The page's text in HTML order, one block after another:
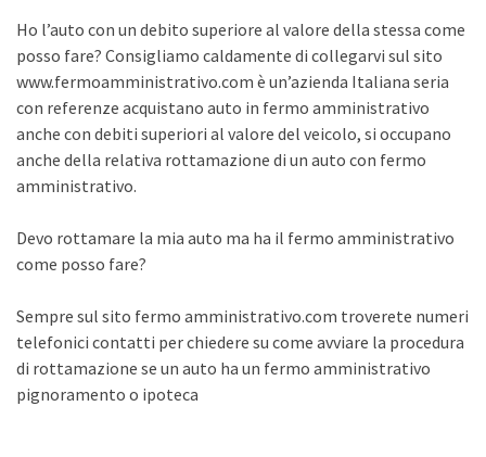
Ho l’auto con un debito superiore al valore della stessa come
posso fare? Consigliamo caldamente di collegarvi sul sito
www.fermoamministrativo.com è un’azienda Italiana seria
con referenze acquistano auto in fermo amministrativo
anche con debiti superiori al valore del veicolo, si occupano
anche della relativa rottamazione di un auto con fermo
amministrativo.
Devo rottamare la mia auto ma ha il fermo amministrativo
come posso fare?
Sempre sul sito fermo amministrativo.com troverete numeri
telefonici contatti per chiedere su come avviare la procedura
di rottamazione se un auto ha un fermo amministrativo
pignoramento o ipoteca